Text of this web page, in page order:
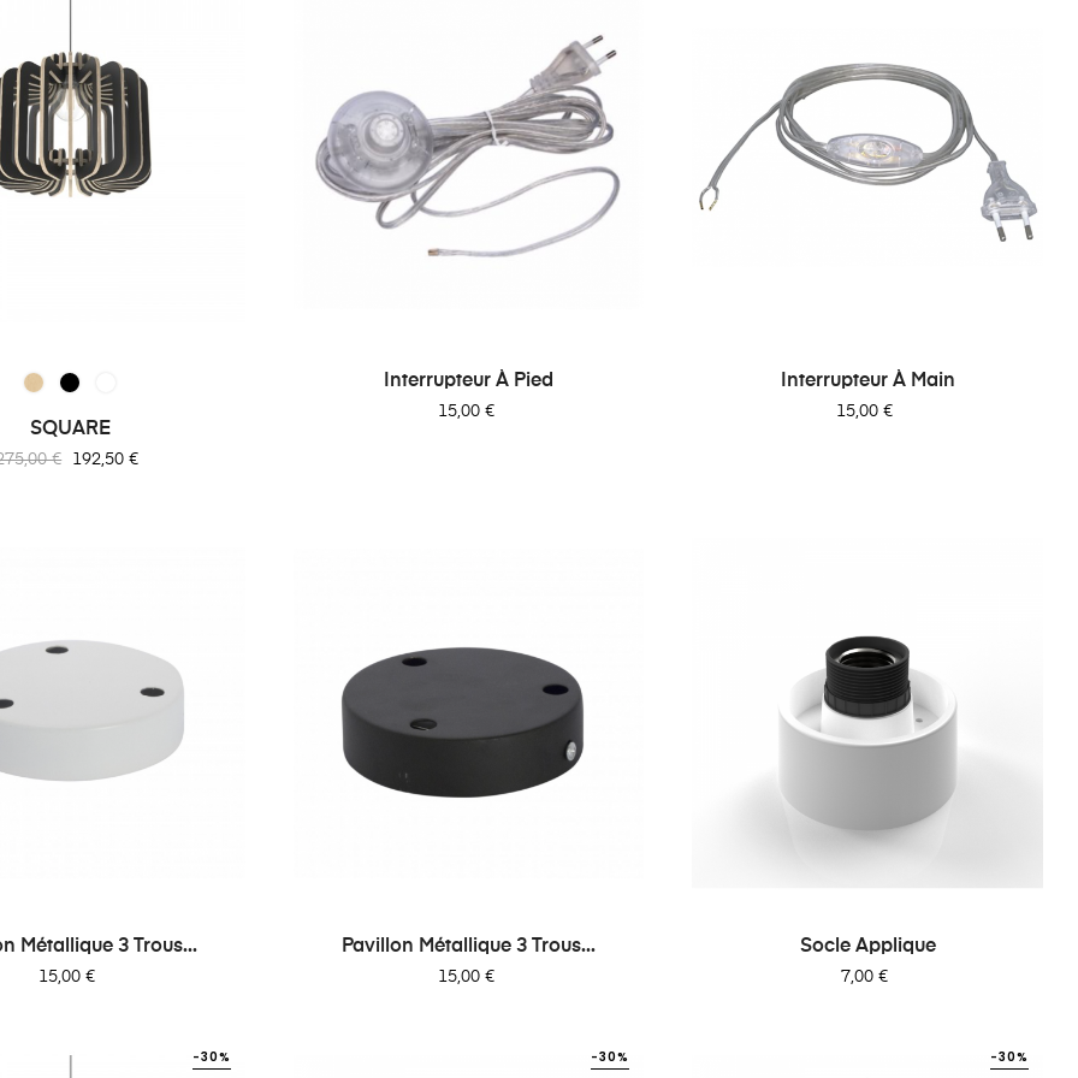
SQUARE
€ Prix
192,50 €
Interrupteur À Pied
Prix
15,00 €
Interrupteur À Main
Prix
15,00 €
Métallique 3 Trous...
Prix
15,00 €
Pavillon Métallique 3 Trous...
Prix
15,00 €
Socle Applique
Prix
7,00 €
-30% -30% -30%